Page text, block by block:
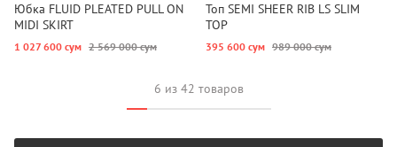
Юбка FLUID PLEATED PULL ON
MIDI SKIRT
1 027 600 сум 2 569 000 сум
Топ SEMI SHEER RIB LS SLIM
TOP
395 600 сум 989 000 сум
6 из 42 товаров